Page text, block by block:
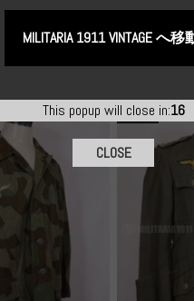
and WSS
親衛隊 WSS 歩
ュキャップ ...
WWII GERMANY
高品質レプ
売り切れ
This popup will close in:16
MILITARIA 1911 VINTAGE へ移
CLOSE